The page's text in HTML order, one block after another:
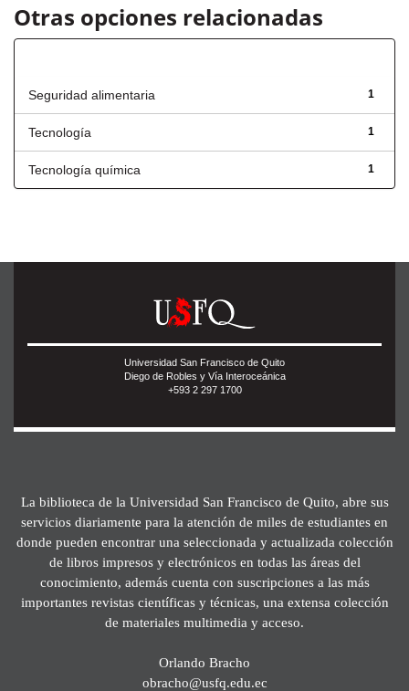
Otras opciones relacionadas
1
Seguridad alimentaria
1
Tecnología
1
Tecnología química
Universidad San Francisco de Quito
Diego de Robles y Vía Interoceánica
+593 2 297 1700
La biblioteca de la Universidad San Francisco de Quito, abre sus
servicios diariamente para la atención de miles de estudiantes en
donde pueden encontrar una seleccionada y actualizada colección
de libros impresos y electrónicos en todas las áreas del
conocimiento, además cuenta con suscripciones a las más
importantes revistas científicas y técnicas, una extensa colección
de materiales multimedia y acceso.
Orlando Bracho
obracho@usfq.edu.ec